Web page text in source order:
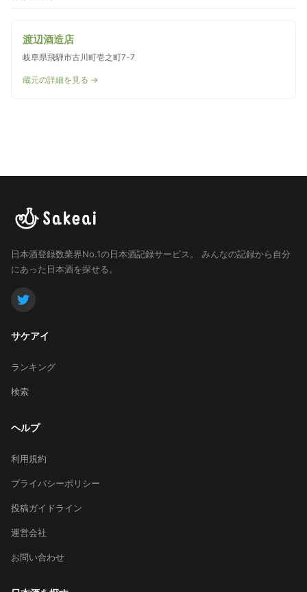
渡辺酒造店
岐阜県飛騨市古川町壱之町7-7
蔵元の詳細を見る →
日本酒登録数業界No.1の日本酒記録サービス。
みんなの記録から自分
にあった日本酒を探せる。
サケアイ
ランキング
検索
ヘルプ
利用規約
プライバシーポリシー
投稿ガイドライン
運営会社
お問い合わせ